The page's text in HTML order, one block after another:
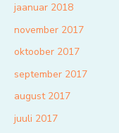
jaanuar 2018
november 2017
oktoober 2017
september 2017
august 2017
juuli 2017